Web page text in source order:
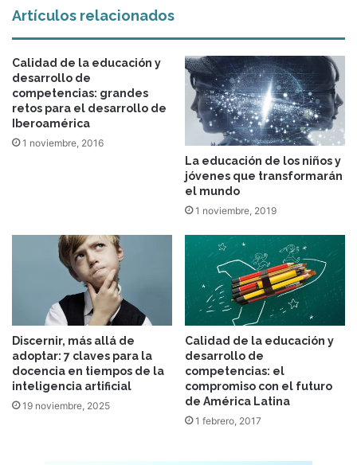
Artículos relacionados
Calidad de la educación y
desarrollo de
competencias: grandes
retos para el desarrollo de
Iberoamérica
1 noviembre, 2016
La educación de los niños y
jóvenes que transformarán
el mundo
1 noviembre, 2019
Discernir, más allá de
adoptar: 7 claves para la
docencia en tiempos de la
inteligencia artificial
19 noviembre, 2025
Calidad de la educación y
desarrollo de
competencias: el
compromiso con el futuro
de América Latina
1 febrero, 2017